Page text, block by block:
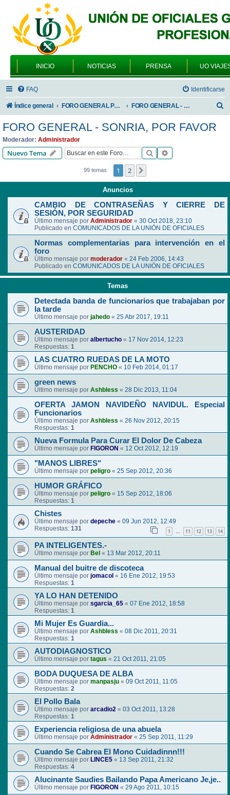
INICIO NOTICIAS PRENSA UO
FAQ Identificarse
Índice general FORO GENERAL PARA TODOS LOS USUARIOS FORO GENERAL - SONRIA, POR FAVOR
FORO GENERAL - SONRIA, POR FAVOR
Moderador: Administrador
Nuevo Tema Buscar
99 temas 1 2
Anuncios
CAMBIO DE CONTRASEÑAS Y CIERRE DE
SESIÓN, POR SEGURIDAD
Último mensaje por Administrador « 30 Oct 2018, 23:10
Publicado en COMUNICADOS DE LA UNIÓN DE OFICIALES
Normas complementarias para intervención en el
foro
Último mensaje por moderador « 24 Feb 2006, 14:43
Publicado en COMUNICADOS DE LA UNIÓN DE OFICIALES
Temas
Detectada banda de funcionarios que trabajaban por
la tarde
Último mensaje por jahedo « 25 Abr 2017, 19:11
AUSTERIDAD
Último mensaje por albertucho « 17 Nov 2014, 12:23
Respuestas: 1
LAS CUATRO RUEDAS DE LA MOTO
Último mensaje por PENCHO « 10 Feb 2014, 01:17
green news
Último mensaje por Ashbless « 28 Dic 2013, 11:04
OFERTA JAMON NAVIDEÑO NAVIDUL. Especial
Funcionarios
Último mensaje por Ashbless « 26 Nov 2012, 20:15
Respuestas: 1
Nueva Formula Para Curar El Dolor De Cabeza
Último mensaje por FIGORON « 12 Oct 2012, 12:19
"MANOS LIBRES"
Último mensaje por peligro « 25 Sep 2012, 20:36
HUMOR GRÁFICO
Último mensaje por peligro « 15 Sep 2012, 18:06
Respuestas: 1
Chistes
Último mensaje por depeche « 09 Jun 2012, 12:49
Respuestas: 131 1 … 11 12 13 14
PA INTELIGENTES.-
Último mensaje por Bel « 13 Mar 2012, 20:11
Manual del buitre de discoteca
Último mensaje por jomacol « 16 Ene 2012, 19:53
Respuestas: 1
YA LO HAN DETENIDO
Último mensaje por sgarcia_65 « 07 Ene 2012, 18:58
Respuestas: 1
Mi Mujer Es Guardia...
Último mensaje por Ashbless « 08 Dic 2011, 20:31
Respuestas: 1
AUTODIAGNOSTICO
Último mensaje por tagus « 21 Oct 2011, 21:05
BODA DUQUESA DE ALBA
Último mensaje por manpasju « 09 Oct 2011, 11:05
Respuestas: 2
El Pollo Bala
Último mensaje por arcadio2 « 03 Oct 2011, 13:28
Respuestas: 1
Experiencia religiosa de una abuela
Último mensaje por Administrador « 25 Sep 2011, 11:29
Cuando Se Cabrea El Mono Cuidadinnn!!!
Último mensaje por LINCE5 « 13 Sep 2011, 21:32
Respuestas: 4
Alucinante Saudies Bailando Papa Americano Je,je..
Último mensaje por FIGORON « 29 Ago 2011, 10:15